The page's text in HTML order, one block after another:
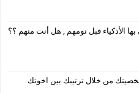
الأذكياء قبل نومهم , هل أنت منهم ؟؟
من خلال ترتيبك بين اخوتك